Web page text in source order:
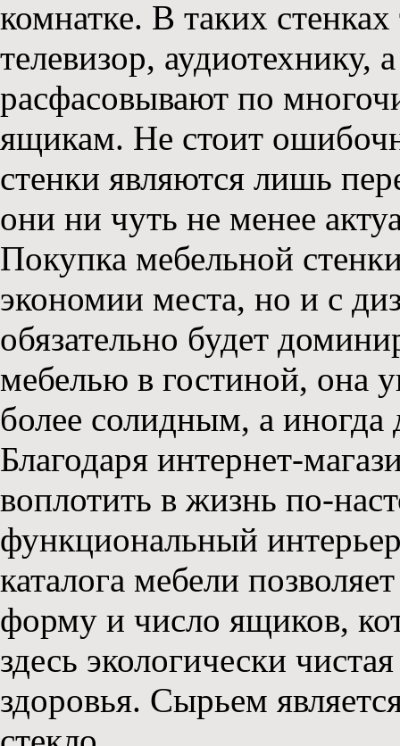
комнатке. В таких
телевизор,
расфасовывают по
ящикам. Не стоит
стенки являются лишь
они ни чуть не менее
Покупка мебельной
экономии места, но и с
обязательно будет
мебелью в гостиной, она
более солидным, а
Благодаря интернет-
воплотить в жизнь по-
функциональный
каталога мебели
форму и число ящиков,
здесь экологически
здоровья. Сырьем